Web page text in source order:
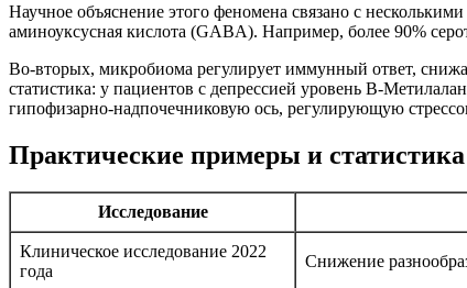
Научное объяснение этого феномена связано с
аминоуксусная кислота (GABA). Например, более 90%
Во-вторых, микробиома регулирует иммунный ответ,
статистика: у пациентов с депрессией уровень В-
гипофизарно-надпочечниковую ось, регулирующую
Практические примеры и статистика
Исследование
Клиническое исследование 2022
года
Снижение